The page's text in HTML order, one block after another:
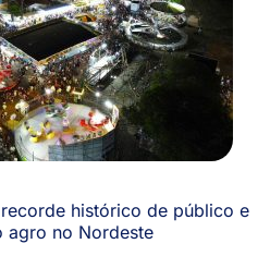
histórico de público e
agro no Nordeste